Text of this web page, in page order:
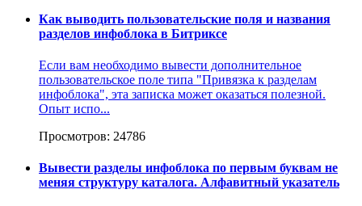
Как выводить пользовательские поля и названия
разделов инфоблока в Битриксе
Если вам необходимо вывести дополнительное
пользовательское поле типа "Привязка к разделам
инфоблока", эта записка может оказаться полезной.
Опыт испо...
Просмотров: 24786
Вывести разделы инфоблока по первым буквам не
меняя структуру каталога. Алфавитный указатель